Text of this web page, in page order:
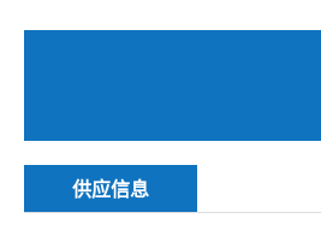
供应信息